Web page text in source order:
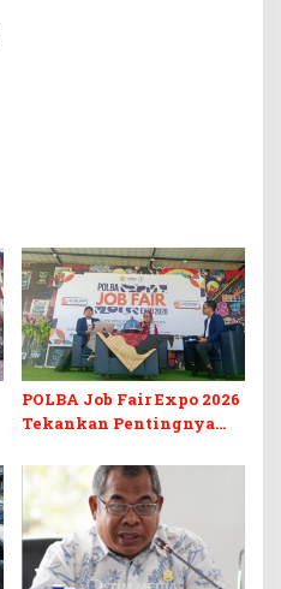
POLBA Job Fair Expo 2026
Tekankan Pentingnya
Digital